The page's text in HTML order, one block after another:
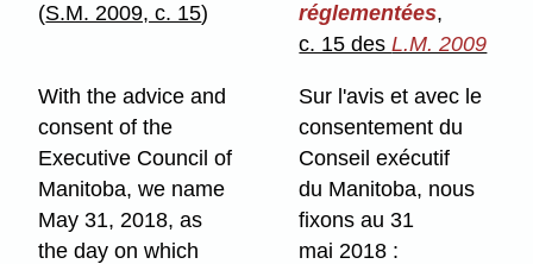
(S.M. 2009, c. 15)
réglementées,
c. 15 desL.M. 2009
With the advice and
consent of the
Executive Council of
Manitoba, we name
May 31, 2018, as
the day on which
Sur l'avis et avec le
consentement du
Conseil exécutif
du Manitoba, nous
fixons au 31
mai 2018 :